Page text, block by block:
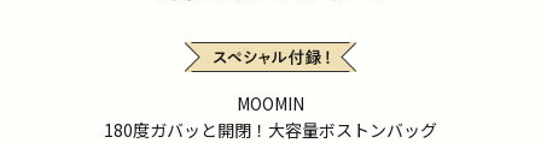
MOOMIN
180度ガバッと開閉！大容量ボストンバッグ